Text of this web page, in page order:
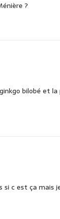
?
bilobé et la
si c est ça